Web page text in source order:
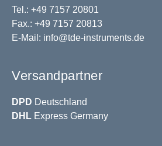
Tel.: +49 7157 20801
Fax.: +49 7157 20813
E-Mail: info@tde-instruments.de
Versandpartner
DPD Deutschland
DHL Express Germany